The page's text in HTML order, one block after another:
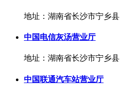
地址：湖南省长沙市宁乡县
中国电信灰汤营业厅
地址：湖南省长沙市宁乡县
中国联通汽车站营业厅